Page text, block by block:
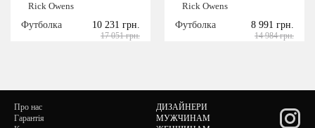
Rick Owens
Футболка
10 231 грн.
17 051 грн.
Rick Owens
Футболка
8 991 грн.
14 984 грн.
Про нас
Гарантія
ДИЗАЙНЕРИ
МУЖЧИНАМ